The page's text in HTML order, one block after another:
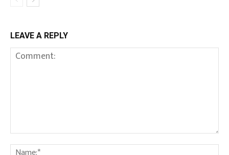
LEAVE A REPLY